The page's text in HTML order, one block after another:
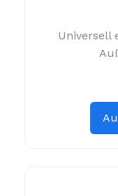
Universell